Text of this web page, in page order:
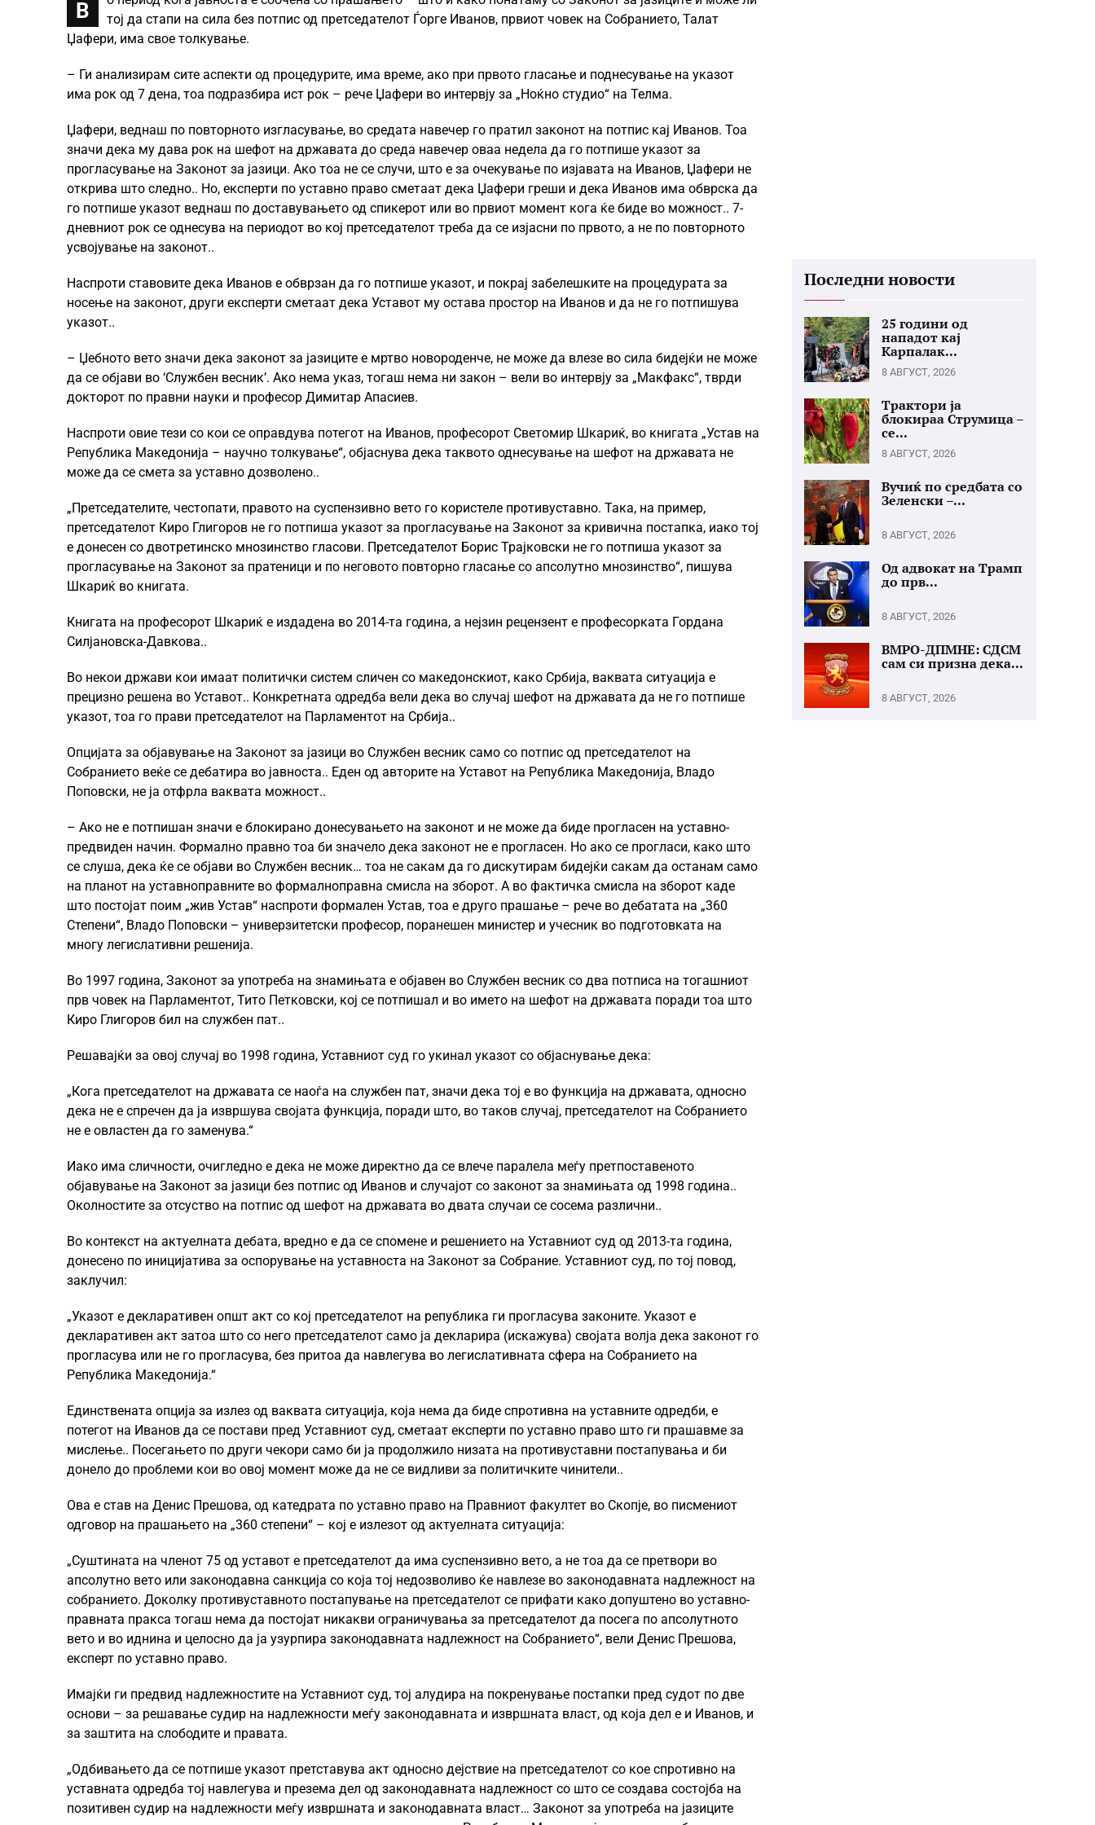
В
тој да стапи на сила без потпис од претседателот Ѓорге Иванов, првиот човек на Собранието, Талат
Џафери, има свое толкување.
– Ги анализирам сите аспекти од процедурите, има време, ако при првото гласање и поднесување на указот
има рок од 7 дена, тоа подразбира ист рок – рече Џафери во интервју за „Ноќно студио“ на Телма.
Џафери, веднаш по повторното изгласување, во средата навечер го пратил законот на потпис кај Иванов. Тоа
значи дека му дава рок на шефот на државата до среда навечер оваа недела да го потпише указот за
прогласување на Законот за јазици. Ако тоа не се случи, што е за очекување по изјавата на Иванов, Џафери не
открива што следно.. Но, експерти по уставно право сметаат дека Џафери греши и дека Иванов има обврска да
го потпише указот веднаш по доставувањето од спикерот или во првиот момент кога ќе биде во можност.. 7-
дневниот рок се однесува на периодот во кој претседателот треба да се изјасни по првото, а не по повторното
усвојување на законот..
Наспроти ставовите дека Иванов е обврзан да го потпише указот, и покрај забелешките на процедурата за
носење на законот, други експерти сметаат дека Уставот му остава простор на Иванов и да не го потпишува
указот..
– Џебното вето значи дека законот за јазиците е мртво новороденче, не може да влезе во сила бидејќи не може
да се објави во ‘Службен весник’. Ако нема указ, тогаш нема ни закон – вели во интервју за „Макфакс“, тврди
докторот по правни науки и професор Димитар Апасиев.
Наспроти овие тези со кои се оправдува потегот на Иванов, професорот Светомир Шкариќ, во книгата „Устав на
Република Македонија – научно толкување“, објаснува дека таквото однесување на шефот на државата не
може да се смета за уставно дозволено..
„Претседателите, честопати, правото на суспензивно вето го користеле противуставно. Така, на пример,
претседателот Киро Глигоров не го потпиша указот за прогласување на Законот за кривична постапка, иако тој
е донесен со двотретинско мнозинство гласови. Претседателот Борис Трајковски не го потпиша указот за
прогласување на Законот за пратеници и по неговото повторно гласање со апсолутно мнозинство“, пишува
Шкариќ во книгата.
Книгата на професорот Шкариќ е издадена во 2014-та година, а нејзин рецензент е професорката Гордана
Силјановска-Давкова..
Во некои држави кои имаат политички систем сличен со македонскиот, како Србија, ваквата ситуација е
прецизно решена во Уставот.. Конкретната одредба вели дека во случај шефот на државата да не го потпише
указот, тоа го прави претседателот на Парламентот на Србија..
Опцијата за објавување на Законот за јазици во Службен весник само со потпис од претседателот на
Собранието веќе се дебатира во јавноста.. Еден од авторите на Уставот на Република Македонија, Владо
Поповски, не ја отфрла ваквата можност..
– Ако не е потпишан значи е блокирано донесувањето на законот и не може да биде прогласен на уставно-
предвиден начин. Формално правно тоа би значело дека законот не е прогласен. Но ако се прогласи, како што
се слуша, дека ќе се објави во Службен весник… тоа не сакам да го дискутирам бидејќи сакам да останам само
на планот на уставноправните во формалноправна смисла на зборот. А во фактичка смисла на зборот каде
што постојат поим „жив Устав“ наспроти формален Устав, тоа е друго прашање – рече во дебатата на „360
Степени“, Владо Поповски – универзитетски професор, поранешен министер и учесник во подготовката на
многу легислативни решенија.
Во 1997 година, Законот за употреба на знамињата е објавен во Службен весник со два потписа на тогашниот
прв човек на Парламентот, Тито Петковски, кој се потпишал и во името на шефот на државата поради тоа што
Киро Глигоров бил на службен пат..
Решавајќи за овој случај во 1998 година, Уставниот суд го укинал указот со објаснување дека:
„Кога претседателот на државата се наоѓа на службен пат, значи дека тој е во функција на државата, односно
дека не е спречен да ја извршува својата функција, поради што, во таков случај, претседателот на Собранието
не е овластен да го заменува.“
Иако има сличности, очигледно е дека не може директно да се влече паралела меѓу претпоставеното
објавување на Законот за јазици без потпис од Иванов и случајот со законот за знамињата од 1998 година..
Околностите за отсуство на потпис од шефот на државата во двата случаи се сосема различни..
Во контекст на актуелната дебата, вредно е да се спомене и решението на Уставниот суд од 2013-та година,
донесено по иницијатива за оспорување на уставноста на Законот за Собрание. Уставниот суд, по тој повод,
заклучил:
„Указот е декларативен општ акт со кој претседателот на република ги прогласува законите. Указот е
декларативен акт затоа што со него претседателот само ја декларира (искажува) својата волја дека законот го
прогласува или не го прогласува, без притоа да навлегува во легислативната сфера на Собранието на
Република Македонија.“
Единствената опција за излез од ваквата ситуација, која нема да биде спротивна на уставните одредби, е
потегот на Иванов да се постави пред Уставниот суд, сметаат експерти по уставно право што ги прашавме за
мислење.. Посегањето по други чекори само би ја продолжило низата на противуставни постапувања и би
донело до проблеми кои во овој момент може да не се видливи за политичките чинители..
Ова е став на Денис Прешова, од катедрата по уставно право на Правниот факултет во Скопје, во писмениот
одговор на прашањето на „360 степени“ – кој е излезот од актуелната ситуација:
„Суштината на членот 75 од уставот е претседателот да има суспензивно вето, а не тоа да се претвори во
апсолутно вето или законодавна санкција со која тој недозволиво ќе навлезе во законодавната надлежност на
собранието. Доколку противуставното постапување на претседателот се прифати како допуштено во уставно-
правната пракса тогаш нема да постојат никакви ограничувања за претседателот да посега по апсолутното
вето и во иднина и целосно да ја узурпира законодавната надлежност на Собранието“, вели Денис Прешова,
експерт по уставно право.
Имајќи ги предвид надлежностите на Уставниот суд, тој алудира на покренување постапки пред судот по две
основи – за решавање судир на надлежности меѓу законодавната и извршната власт, од која дел е и Иванов, и
за заштита на слободите и правата.
„Одбивањето да се потпише указот претставува акт односно дејствие на претседателот со кое спротивно на
уставната одредба тој навлегува и презема дел од законодавната надлежност со што се создава состојба на
позитивен судир на надлежности меѓу извршната и законодавната власт… Законот за употреба на јазиците
Последни новости
25 години од
нападот кај
Карпалак...
8 АВГУСТ, 2026
Трактори ја
блокираа Струмица –
се...
8 АВГУСТ, 2026
Вучиќ по средбата со
Зеленски –...
8 АВГУСТ, 2026
Од адвокат на Трамп
до прв...
8 АВГУСТ, 2026
ВМРО-ДПМНЕ: СДСМ
сам си призна дека...
8 АВГУСТ, 2026